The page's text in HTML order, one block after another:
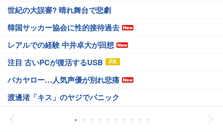
世紀の大誤審? 晴れ舞台で悲劇
韓国サッカー協会に性的接待過去
レアルでの経験 中井卓大が回想
注目 古いPCが復活するUSB
バカヤロー…人気声優が別れ悲痛
渡邊渚「キス」のヤジでパニック